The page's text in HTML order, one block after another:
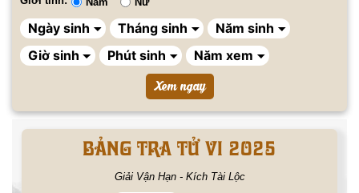
BẢNG TRA TỬ VI 2025
Giải Vận Hạn - Kích Tài Lộc